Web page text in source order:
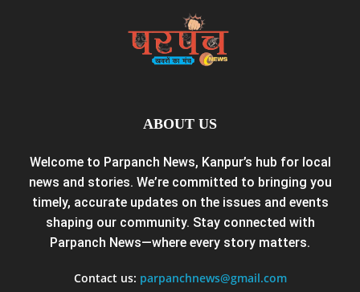
ABOUT US
Welcome to Parpanch News, Kanpur’s hub for local
news and stories. We’re committed to bringing you
timely, accurate updates on the issues and events
shaping our community. Stay connected with
Parpanch News—where every story matters.
Contact us: parpanchnews@gmail.com